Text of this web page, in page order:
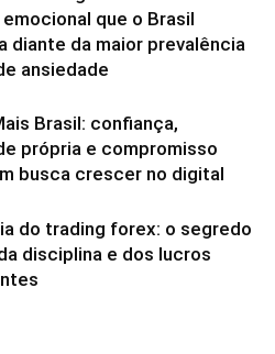
que o Brasil
diante da maior prevalência
ansiedade
Brasil: confiança,
própria e compromisso
busca crescer no digital
do trading forex: o segredo
disciplina e dos lucros